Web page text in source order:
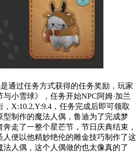
通过任务方式获得的任务奖励，玩家
小雪球》，任务开始NPC阿姆·加兰
X:10.2,Y:9.4，任务完成后即可领取
型制作的魔法人偶，鲁迪为了完成梦
走了一整个星芒节，节日庆典结束，
人便以他精妙绝伦的雕金技巧制作了这
人偶，这个人偶做的也太像真的了